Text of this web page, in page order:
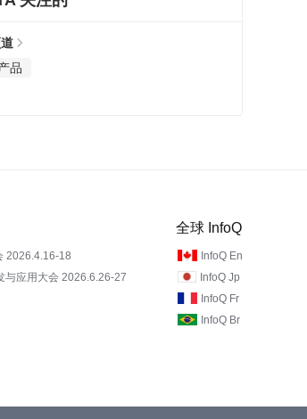
品
2026.4.16-18
与应用大会 2026.6.26-27
全球 InfoQ
InfoQ En
InfoQ Jp
InfoQ Fr
InfoQ Br